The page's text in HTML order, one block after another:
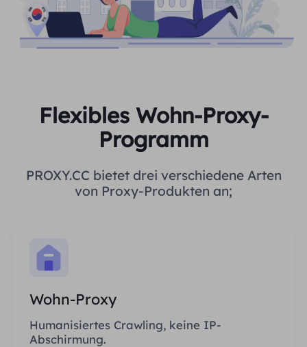
Flexibles Wohn-Proxy-
Programm
PROXY.CC bietet drei verschiedene Arten
von Proxy-Produkten an;
Wohn-Proxy
Humanisiertes Crawling, keine IP-
Abschirmung.